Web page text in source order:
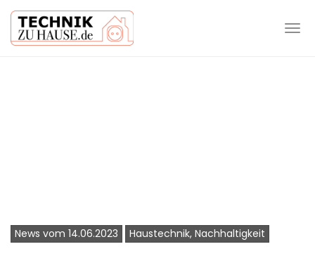
News vom 14.06.2023 Haustechnik, Nachhaltigkeit